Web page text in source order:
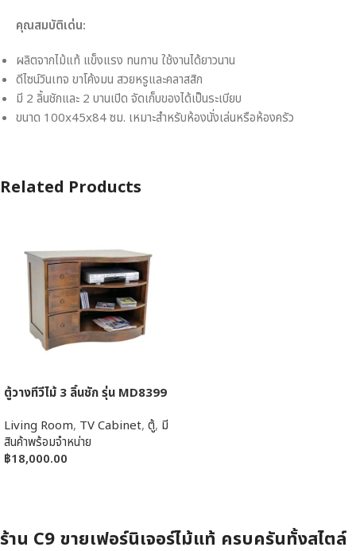
คุณสมบัติเด่น:
ผลิตจากไม้แท้ แข็งแรง ทนทาน ใช้งานได้ยาวนาน
ดีไซน์วินเทจ ขาโค้งมน สวยหรูและคลาสสิก
มี 2 ลิ้นชักและ 2 บานเปิด จัดเก็บของได้เป็นระเบียบ
ขนาด 100x45x84 ซม. เหมาะสำหรับห้องนั่งเล่นหรือห้องครัว
Related Products
ตู้วางทีวีไม้ 3 ลิ้นชัก รุ่น MD8399
Living Room, TV Cabinet, ตู้, มี
สินค้าพร้อมจำหน่าย
฿18,000.00
ร้าน C9 ขายเฟอร์นิเจอร์ไม้แท้ ครบครันทั้งสไตล์